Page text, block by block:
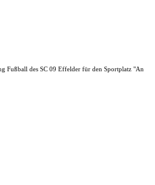
Fußball des SC 09 Effelder für den Sportplatz "An